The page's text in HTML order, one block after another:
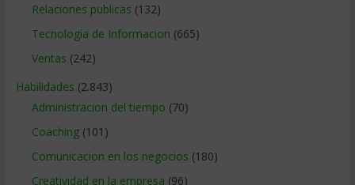
Relaciones publicas (132)
Tecnologia de Informacion (665)
Ventas (242)
Habilidades (2.843)
Administracion del tiempo (70)
Coaching(101)
Comunicacion en los negocios (180)
Creatividad en la empresa (96)